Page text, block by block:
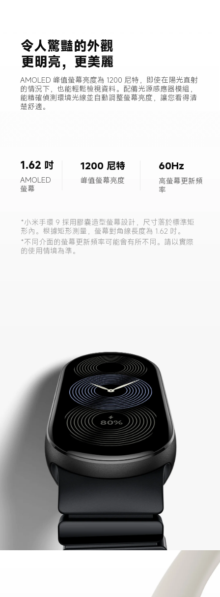
令人驚豔的外觀
更明亮，更美麗
AMOLED 峰值螢幕亮度為 1200 尼特，即使在陽光直射
的情況下，也能輕鬆檢視資料。配備光源感應器模組，
能精確偵測環境光線並自動調整螢幕亮度，讓您看得清
楚舒適。
1.62 吋
AMOLED
螢幕
1200 尼特
峰值螢幕亮度
60Hz
高螢幕更新頻
率
*小米手環 9 採用膠囊造型螢幕設計，尺寸落於標準矩
形內。根據矩形測量，螢幕對角線長度為 1.62 吋。
*不同介面的螢幕更新頻率可能會有所不同。請以實際
的使用情境為準。